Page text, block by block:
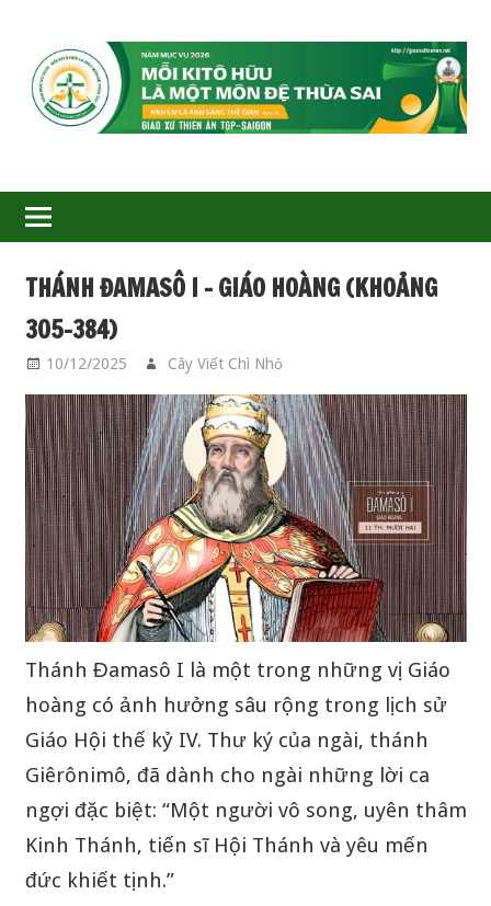
GIÁO
XỨ
THIÊN
ÂN-
TGP
SAIGON
THÁNH ĐAMASÔ I – GIÁO HOÀNG (KHOẢNG
305–384)
10/12/2025 Cây Viết Chì Nhỏ
Thánh Đamasô I là một trong những vị Giáo
hoàng có ảnh hưởng sâu rộng trong lịch sử
Giáo Hội thế kỷ IV. Thư ký của ngài, thánh
Giêrônimô, đã dành cho ngài những lời ca
ngợi đặc biệt: “Một người vô song, uyên thâm
Kinh Thánh, tiến sĩ Hội Thánh và yêu mến
đức khiết tịnh.”